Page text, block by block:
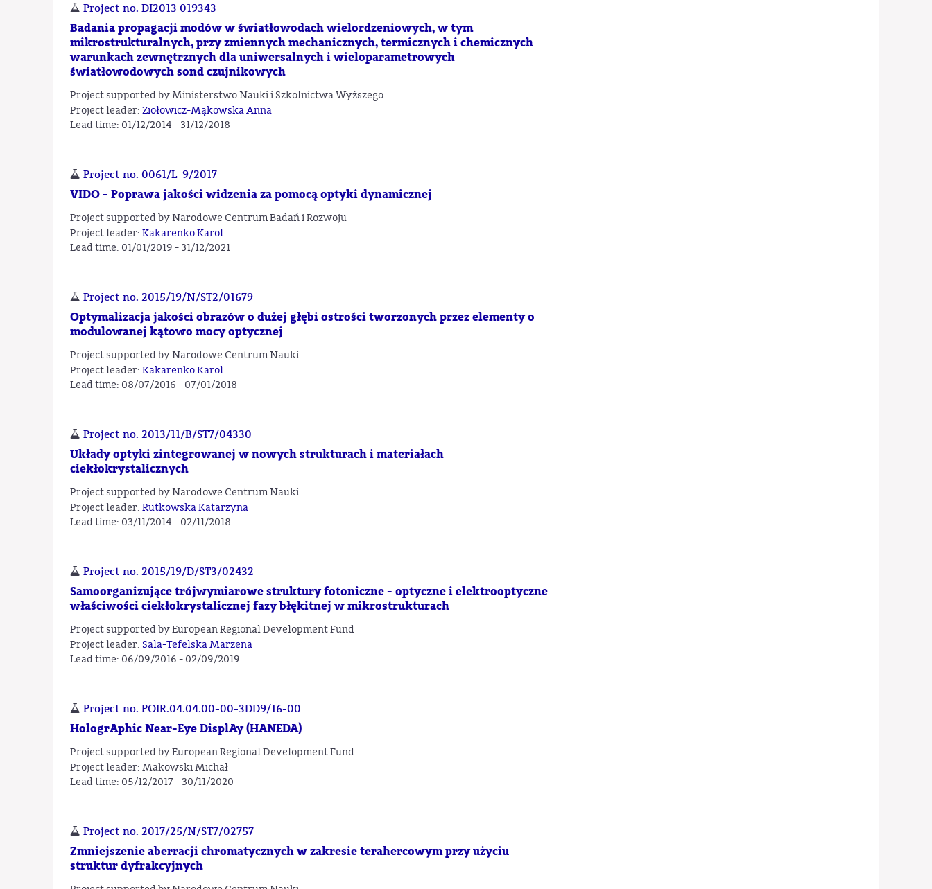
Project no. DI2013 019343
Badania propagacji modów w światłowodach wielordzeniowych, w tym
mikrostrukturalnych, przy zmiennych mechanicznych, termicznych i chemicznych
warunkach zewnętrznych dla uniwersalnych i wieloparametrowych
światłowodowych sond czujnikowych
Project supported by Ministerstwo Nauki i Szkolnictwa Wyższego
Project leader:Ziołowicz-Mąkowska Anna
Lead time: 01/12/2014 - 31/12/2018
Project no. 0061/L-9/2017
VIDO - Poprawa jakości widzenia za pomocą optyki dynamicznej
Project supported by Narodowe Centrum Badań i Rozwoju
Project leader:Kakarenko Karol
Lead time: 01/01/2019 - 31/12/2021
Project no. 2015/19/N/ST2/01679
Optymalizacja jakości obrazów o dużej głębi ostrości tworzonych przez elementy o
modulowanej kątowo mocy optycznej
Project supported by Narodowe Centrum Nauki
Project leader:Kakarenko Karol
Lead time: 08/07/2016 - 07/01/2018
Project no. 2013/11/B/ST7/04330
Układy optyki zintegrowanej w nowych strukturach i materiałach
ciekłokrystalicznych
Project supported by Narodowe Centrum Nauki
Project leader:Rutkowska Katarzyna
Lead time: 03/11/2014 - 02/11/2018
Project no. 2015/19/D/ST3/02432
Samoorganizujące trójwymiarowe struktury fotoniczne - optyczne i elektrooptyczne
właściwości ciekłokrystalicznej fazy błękitnej w mikrostrukturach
Project supported by European Regional Development Fund
Project leader: Sala-Tefelska Marzena
Lead time: 06/09/2016 - 02/09/2019
Project no. POIR.04.04.00-00-3DD9/16-00
HologrAphic Near-Eye DisplAy (HANEDA)
Project supported by European Regional Development Fund
Project leader: Makowski Michał
Lead time: 05/12/2017 - 30/11/2020
Project no. 2017/25/N/ST7/02757
Zmniejszenie aberracji chromatycznych w zakresie terahercowym przy użyciu
struktur dyfrakcyjnych